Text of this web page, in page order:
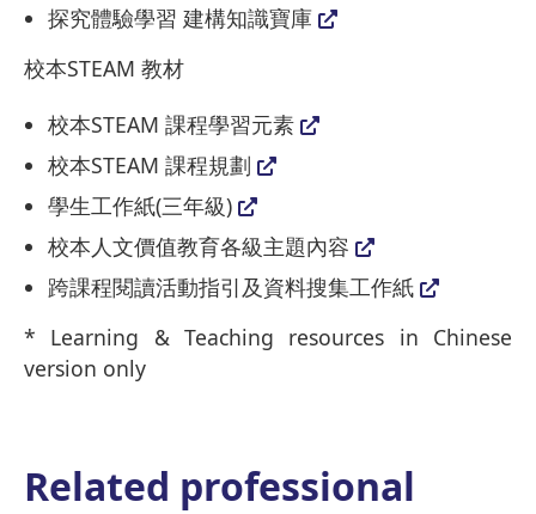
探究體驗學習 建構知識寶庫
校本STEAM 教材
校本STEAM 課程學習元素
校本STEAM 課程規劃
學生工作紙(三年級)
校本人文價值教育各級主題內容
跨課程閱讀活動指引及資料搜集工作紙
* Learning & Teaching resources in Chinese
version only
Related professional